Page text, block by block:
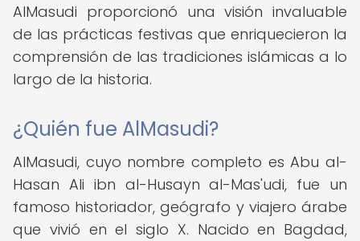
AlMasudi proporcionó una visión invaluable
de las prácticas festivas que enriquecieron la
comprensión de las tradiciones islámicas a lo
largo de la historia.
¿Quién fue AlMasudi?
AlMasudi, cuyo nombre completo es Abu al-
Hasan Ali ibn al-Husayn al-Mas'udi, fue un
famoso historiador, geógrafo y viajero árabe
que vivió en el siglo X. Nacido en Bagdad,